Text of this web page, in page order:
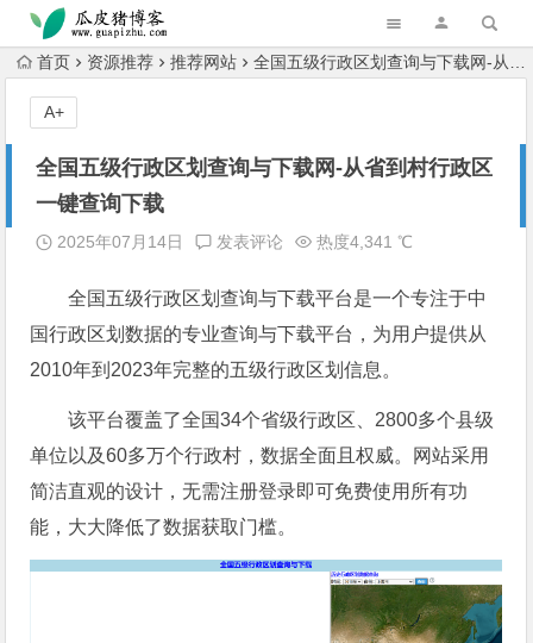
跳转到主内容
首页 资源推荐 推荐网站 全国五级行政区划查询与下载网-从省到村行政区一键查询下载
全国五级行政区划查询与下载网-从省到村行政区
一键查询下载
2025年07月14日 发表评论 热度4,341 ℃
全国五级行政区划查询与下载平台是一个专注于中
国行政区划数据的专业查询与下载平台，为用户提供从
2010年到2023年完整的五级行政区划信息。
该平台覆盖了全国34个省级行政区、2800多个县级
单位以及60多万个行政村，数据全面且权威。网站采用
简洁直观的设计，无需注册登录即可免费使用所有功
能，大大降低了数据获取门槛。
A+